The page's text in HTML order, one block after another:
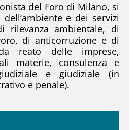
del Foro di Milano, si
e dei servizi
rilevanza ambientale, di
di anticorruzione e di
reato delle imprese,
materie, consulenza e
e giudiziale (in
e penale).